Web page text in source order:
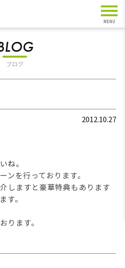
ブログ
2012.10.27
ね。
ンを行っております。
しますと豪華特典もあります
す。
ります。